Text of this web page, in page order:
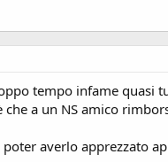
tempo infame
a un NS amico
averlo apprezzato